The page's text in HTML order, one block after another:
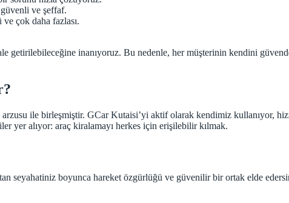
ve şeffaf.
çok daha fazlası.
getirilebileceğine inanıyoruz. Bu nedenle, her müşterinin kendini
ile birleşmiştir. GCar Kutaisi’yi aktif olarak kendimiz kullanıyor,
yer alıyor: araç kiralamayı herkes için erişilebilir kılmak.
seyahatiniz boyunca hareket özgürlüğü ve güvenilir bir ortak elde